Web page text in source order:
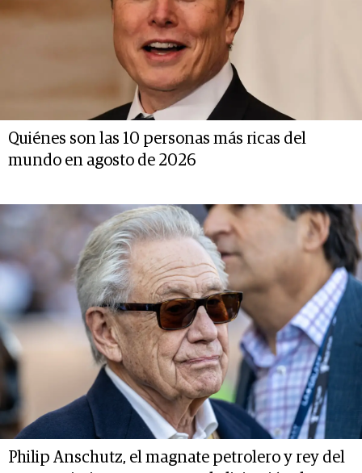
Quiénes son las 10 personas más ricas del
mundo en agosto de 2026
Philip Anschutz, el magnate petrolero y rey del